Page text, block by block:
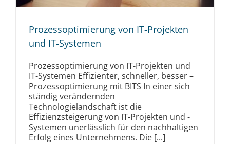
Prozessoptimierung von IT-Projekten
und IT-Systemen
Prozessoptimierung von IT-Projekten und
IT-Systemen Effizienter, schneller, besser –
Prozessoptimierung mit BITS In einer sich
ständig verändernden
Technologielandschaft ist die
Effizienzsteigerung von IT-Projekten und -
Systemen unerlässlich für den nachhaltigen
Erfolg eines Unternehmens. Die [...]